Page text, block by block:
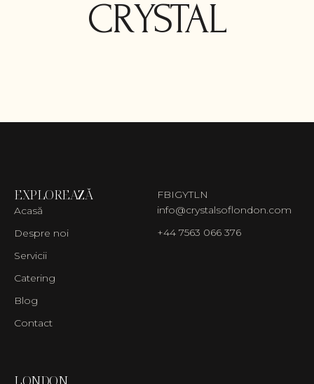
CRYSTAL
EXPLOREAZĂ
Acasă
Despre noi
Servicii
Catering
Blog
Contact
FBIGYTLN
info@crystalsoflondon.com
+44 7563 066 376
LONDON